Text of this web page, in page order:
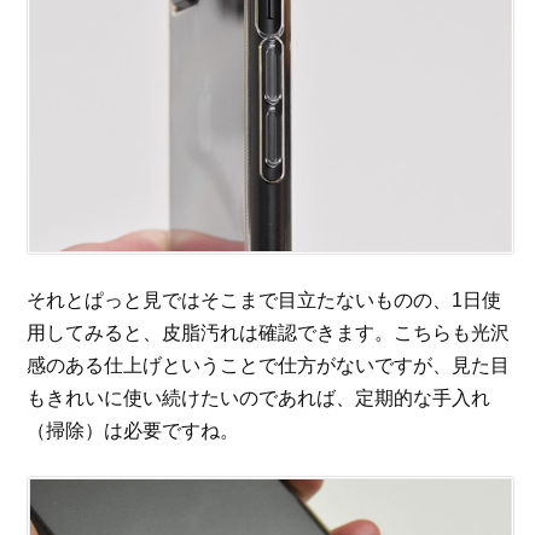
それとぱっと見ではそこまで目立たないものの、1日使
用してみると、皮脂汚れは確認できます。こちらも光沢
感のある仕上げということで仕方がないですが、見た目
もきれいに使い続けたいのであれば、定期的な手入れ
（掃除）は必要ですね。